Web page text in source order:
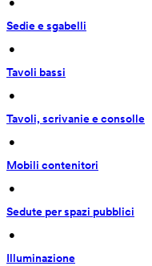
•
Sedie e sgabelli
•
Tavoli bassi
•
Tavoli, scrivanie e consolle
•
Mobili contenitori
•
Sedute per spazi pubblici
•
Illuminazione